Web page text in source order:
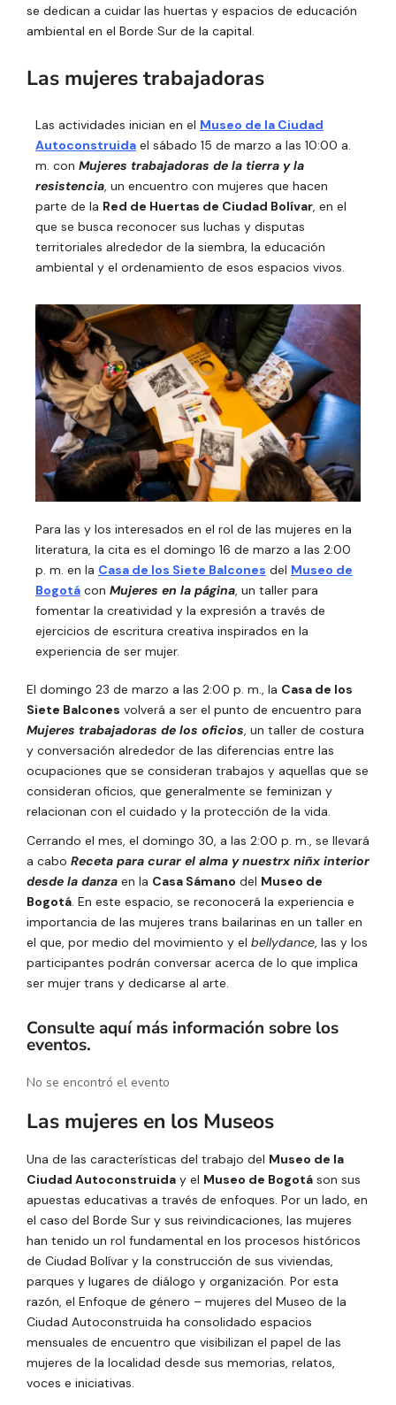
se dedican a cuidar las huertas y espacios de educación
ambiental en el Borde Sur de la capital.
Las mujeres trabajadoras
Las actividades inician en el Museo de la Ciudad
Autoconstruida el sábado 15 de marzo a las 10:00 a.
m. con Mujeres trabajadoras de la tierra y la
resistencia, un encuentro con mujeres que hacen
parte de la Red de Huertas de Ciudad Bolívar, en el
que se busca reconocer sus luchas y disputas
territoriales alrededor de la siembra, la educación
ambiental y el ordenamiento de esos espacios vivos.
Para las y los interesados en el rol de las mujeres en la
literatura, la cita es el domingo 16 de marzo a las 2:00
p. m. en la Casa de los Siete Balcones del Museo de
Bogotá con Mujeres en la página, un taller para
fomentar la creatividad y la expresión a través de
ejercicios de escritura creativa inspirados en la
experiencia de ser mujer.
El domingo 23 de marzo a las 2:00 p. m., la Casa de los
Siete Balcones volverá a ser el punto de encuentro para
Mujeres trabajadoras de los oficios, un taller de costura
y conversación alrededor de las diferencias entre las
ocupaciones que se consideran trabajos y aquellas que se
consideran oficios, que generalmente se feminizan y
relacionan con el cuidado y la protección de la vida.
Cerrando el mes, el domingo 30, a las 2:00 p. m., se llevará
a cabo Receta para curar el alma y nuestrx niñx interior
desde la danza en la Casa Sámano del Museo de
Bogotá. En este espacio, se reconocerá la experiencia e
importancia de las mujeres trans bailarinas en un taller en
el que, por medio del movimiento y el bellydance, las y los
participantes podrán conversar acerca de lo que implica
ser mujer trans y dedicarse al arte.
Consulte aquí más información sobre los
eventos.
No se encontró el evento
Las mujeres en los Museos
Una de las características del trabajo del Museo de la
Ciudad Autoconstruida y el Museo de Bogotá son sus
apuestas educativas a través de enfoques. Por un lado, en
el caso del Borde Sur y sus reivindicaciones, las mujeres
han tenido un rol fundamental en los procesos históricos
de Ciudad Bolívar y la construcción de sus viviendas,
parques y lugares de diálogo y organización. Por esta
razón, el Enfoque de género – mujeres del Museo de la
Ciudad Autoconstruida ha consolidado espacios
mensuales de encuentro que visibilizan el papel de las
mujeres de la localidad desde sus memorias, relatos,
voces e iniciativas.